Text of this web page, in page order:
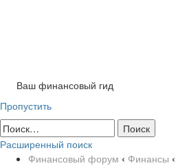
Ваш финансовый гид
Пропустить
Расширенный поиск
Финансовый форум ‹ Финансы ‹